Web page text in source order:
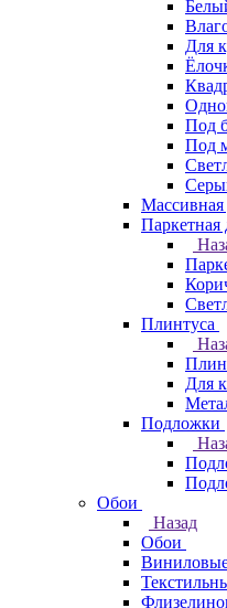
Для
Под
Под
Массивная
Паркетная
Плинтуса
Для
Подложки
Обои
Назад
Обои